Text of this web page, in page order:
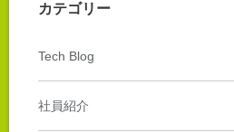
カテゴリー
Tech Blog
社員紹介